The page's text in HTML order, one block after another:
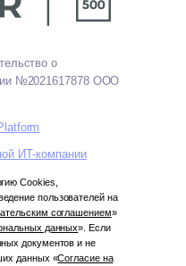
о
№2021617878 ООО
ИТ-компании
Cookies,
пользователей на
соглашением»
данных». Если
документов и не
данных «Согласие на